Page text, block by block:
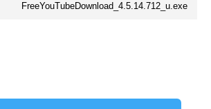
FreeYouTubeDownload_4.5.14.712_u.exe